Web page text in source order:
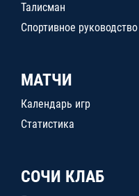
Талисман
Спортивное руководство
МАТЧИ
Календарь игр
Статистика
СОЧИ КЛАБ